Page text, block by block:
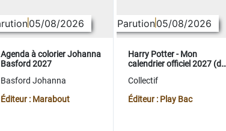
05/08/2026
Agenda à colorier Johanna
Basford 2027
Basford Johanna
Éditeur : Marabout
Parution05/08/2026
Harry Potter - Mon
calendrier officiel 2027 (de
Collectif
Éditeur : Play Bac